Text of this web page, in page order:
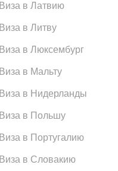
Виза в Латвию
Виза в Литву
Виза в Люксембург
Виза в Мальту
Виза в Нидерланды
Виза в Польшу
Виза в Португалию
Виза в Словакию